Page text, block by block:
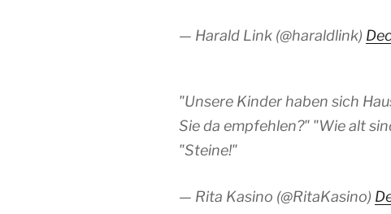
— Harald Link (@haraldlink)
"Unsere Kinder haben sich
Sie da empfehlen?" "Wie alt
"Steine!"
— Rita Kasino (@RitaKasino)